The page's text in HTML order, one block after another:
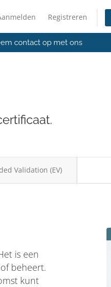
Registreren
contact op met ons
Validation (EV)
is een
beheert.
kunt